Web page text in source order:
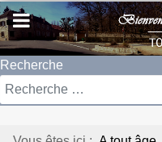
Recherche